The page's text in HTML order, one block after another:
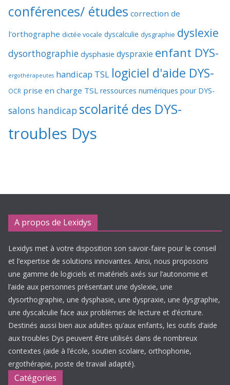
conférences/ études correction de
l'orthographe dictée vocale dyscalculie dysgraphie dyslexie
dysorthographie dysphasie dyspraxie enfant DYS-
ergothérapeutes handicap TSL logiciel d'aide DYS-
OCR prise en charge TSL ressources numériques pour DYS-
salons handicap scolarité des DYS-
troubles Dys
A propos de Lexidys
Lexidys met à votre disposition son savoir-faire pour le conseil
et l’expertise de solutions innovantes. Ainsi, nous proposons
une gamme de logiciels et matériels axés sur l’autonomie et
l’aide aux personnes présentant une dyslexie, une
dysorthographie, une dysphasie, une dyspraxie, une dysgraphie,
une dyscalculie face aux problèmes de lecture et d’écriture.
Destinés aussi bien aux adultes qu’aux enfants, les outils d’aide
aux troubles Dys peuvent être utilisés dans de nombreux
contextes (aide à l’école, soutien scolaire, orthophonie,
ergothérapie, poste de travail adapté).
Catégories